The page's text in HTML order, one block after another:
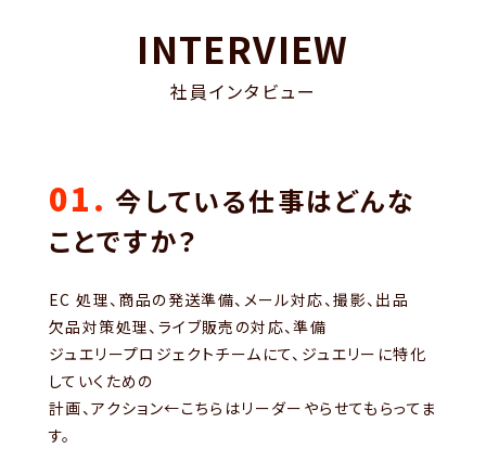
INTERVIEW
社員インタビュー
01. 今している仕事はどんな
ことですか？
EC 処理、商品の発送準備、メール対応、撮影、出品
欠品対策処理、ライブ販売の対応、準備
ジュエリープロジェクトチームにて、ジュエリーに特化
していくための
計画、アクション←こちらはリーダーやらせてもらってま
す。